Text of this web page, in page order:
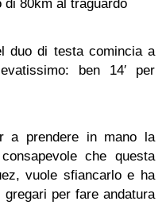
di 80km al traguardo
duo di testa comincia a
ben 14′ per
a prendere in mano la
che questa
vuole sfiancarlo e ha
per fare andatura